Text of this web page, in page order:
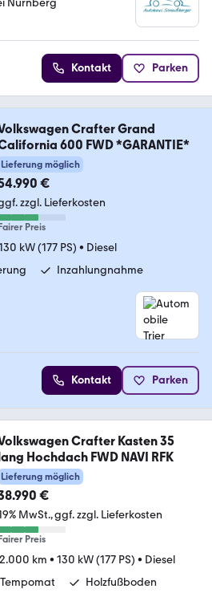
Kontakt Parken
Crafter Grand
600 FWD *GARANTIE*
Lieferung möglich
€
zzgl. Lieferkosten
Preis
kW (177 PS) • Diesel
Inzahlungnahme
Kontakt Parken
Crafter Kasten 35
Hochdach FWD NAVI RFK
Lieferung möglich
€
MwSt. ggf. zzgl. Lieferkosten
Preis
km • 130 kW (177 PS) • Diesel
Tempomat Holzfußboden